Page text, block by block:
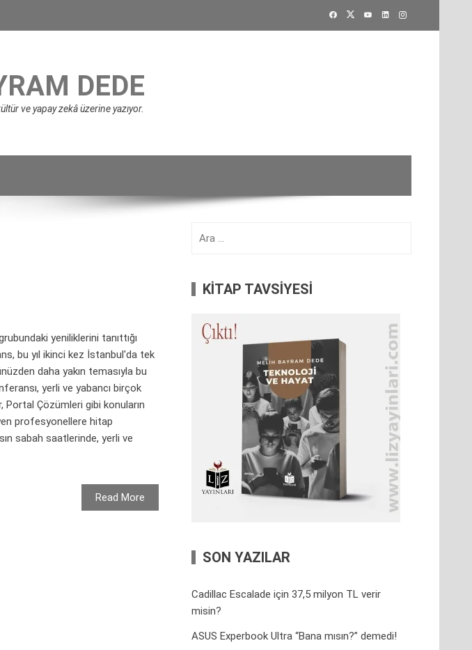
DEDE
ve yapay zekâ üzerine yazıyor.
yeniliklerini tanıttığı
bu yıl ikinci kez İstanbul'da tek
daha yakın temasıyla bu
yerli ve yabancı birçok
Portal Çözümleri gibi konuların
profesyonellere hitap
sabah saatlerinde, yerli ve
Read More
KİTAP TAVSİYESİ
SON YAZILAR
Cadillac Escalade için 37,5 milyon TL verir
misin?
ASUS Experbook Ultra “Bana mısın?” demedi!